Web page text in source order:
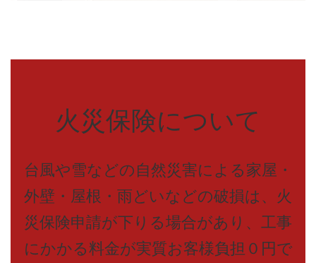
火災保険について
台風や雪などの自然災害による家屋・
外壁・屋根・雨どいなどの破損は、火
災保険申請が下りる場合があり、工事
にかかる料金が実質お客様負担０円で